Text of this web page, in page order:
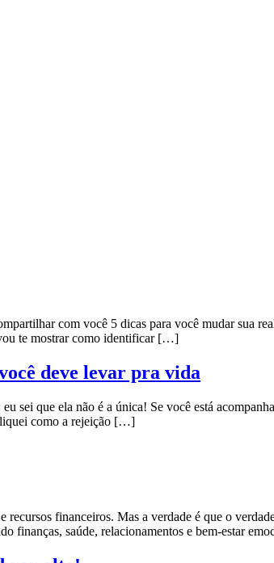
com você 5 dicas para você mudar sua
te mostrar como identificar […]
deve levar pra vida
sei que ela não é a única! Se você está
como a rejeição […]
financeiros. Mas a verdade é que o
finanças, saúde, relacionamentos e bem-estar